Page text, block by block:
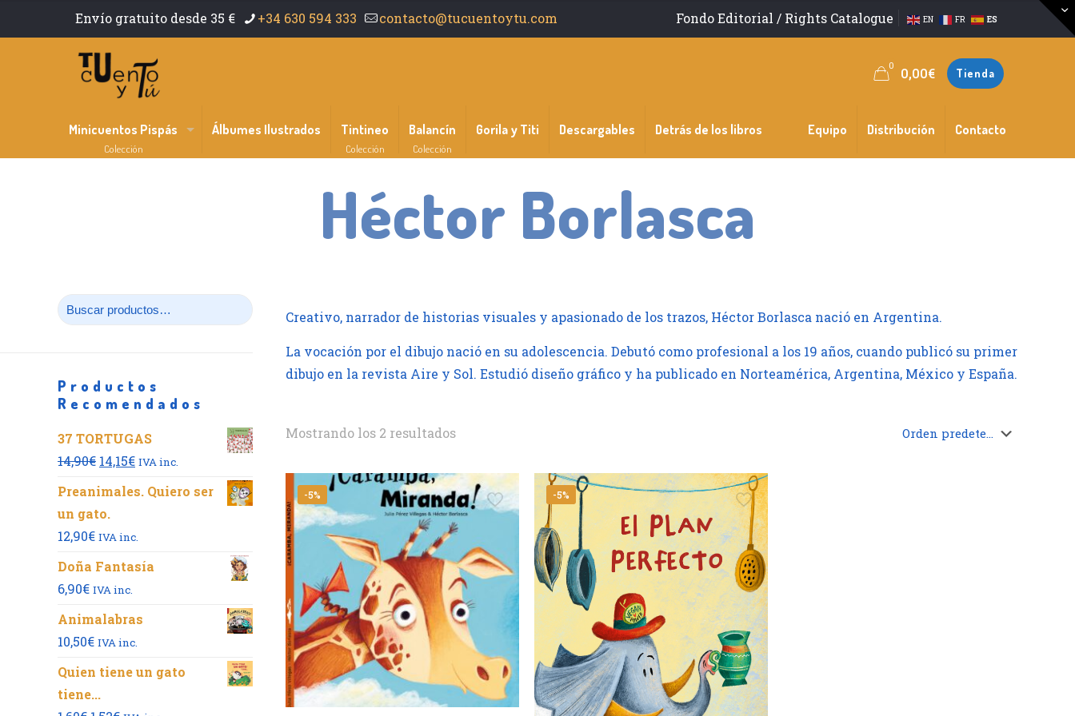
Envío gratuito desde 35 € +34 630 594 333 contacto@tucuentoytu.com Fondo Editorial / Rights Catalogue EN FR ES
0 0,00€ Tienda
Minicuentos Pispás
Colección
Álbumes Ilustrados Tintineo
Colección
Balancín
Colección
Gorila y Titi Descargables Detrás de los libros Equipo Distribución Contacto
Héctor Borlasca
Creativo, narrador de historias visuales y apasionado de los trazos, Héctor Borlasca nació en Argentina.
La vocación por el dibujo nació en su adolescencia. Debutó como profesional a los 19 años, cuando publicó su primer
dibujo en la revista Aire y Sol. Estudió diseño gráfico y ha publicado en Norteamérica, Argentina, México y España.
Mostrando los 2 resultados
-5% -5%
Productos
Recomendados
37 TORTUGAS
14,90€ El
precio
14,15€El
precio
IVA inc.
Preanimales. Quiero ser
un gato.
12,90€ IVA inc.
Doña Fantasía
6,90€ IVA inc.
Animalabras
10,50€ IVA inc.
Quien tiene un gato
tiene...